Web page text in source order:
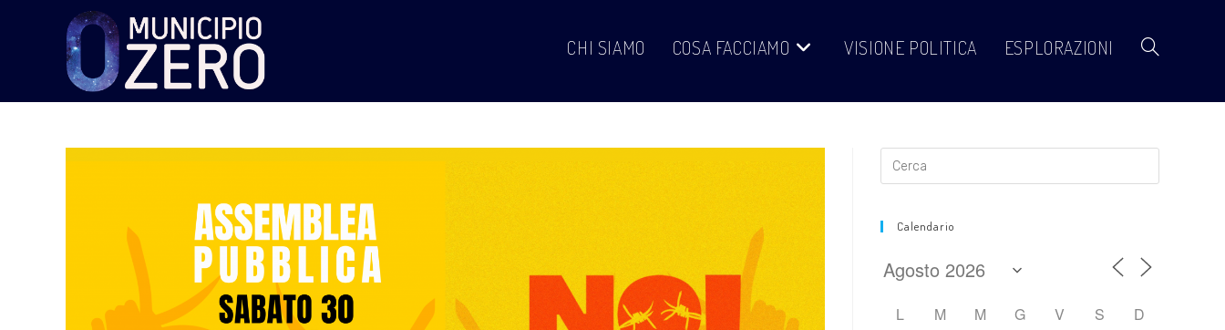
CHI SIAMO COSA FACCIAMO VISIONE POLITICA ESPLORAZIONI
Calendario
L M M G V S D